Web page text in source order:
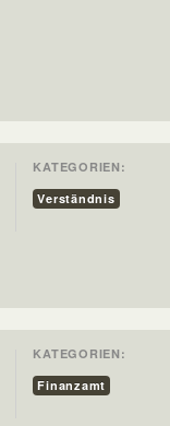
KATEGORIEN:
Verständnis
KATEGORIEN:
Finanzamt